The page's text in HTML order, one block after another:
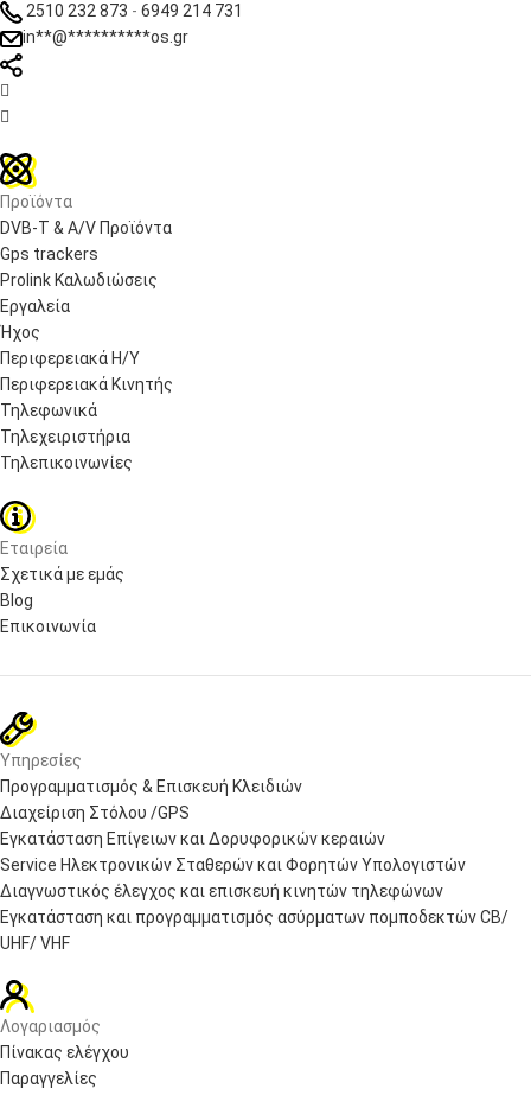
2510 232 873 - 6949 214 731
in**@**********os.gr


Προϊόντα
DVB-T & A/V Προϊόντα
Gps trackers
Prolink Καλωδιώσεις
Εργαλεία
Ήχος
Περιφερειακά Η/Υ
Περιφερειακά Κινητής
Τηλεφωνικά
Τηλεχειριστήρια
Τηλεπικοινωνίες
Εταιρεία
Σχετικά με εμάς
Blog
Επικοινωνία
Υπηρεσίες
Προγραμματισμός & Επισκευή Κλειδιών
Διαχείριση Στόλου /GPS
Εγκατάσταση Επίγειων και Δορυφορικών κεραιών
Service Ηλεκτρονικών Σταθερών και Φορητών Υπολογιστών
Διαγνωστικός έλεγχος και επισκευή κινητών τηλεφώνων
Εγκατάσταση και προγραμματισμός ασύρματων πομποδεκτών CB/
UHF/ VHF
Λογαριασμός
Πίνακας ελέγχου
Παραγγελίες